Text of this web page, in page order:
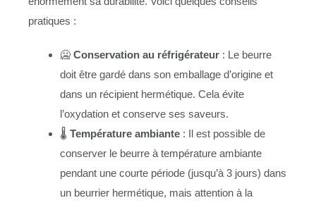
pratiques :
🥶 Conservation au réfrigérateur : Le beurre
doit être gardé dans son emballage d’origine et
dans un récipient hermétique. Cela évite
l’oxydation et conserve ses saveurs.
🌡 Température ambiante : Il est possible de
conserver le beurre à température ambiante
pendant une courte période (jusqu’à 3 jours) dans
un beurrier hermétique, mais attention à la